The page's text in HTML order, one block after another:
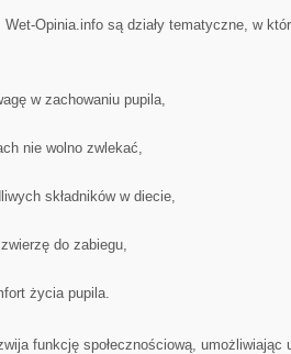
Wet-Opinia.info są działy tematyczne, w
w zachowaniu pupila,
nie wolno zwlekać,
składników w diecie,
do zabiegu,
życia pupila.
funkcję społecznościową,